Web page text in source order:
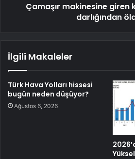
Çamaşır makinesine giren
darlığından
İlgili Makaleler
Türk Hava Yolları hissesi
bugün neden düşüyor?
Ağustos 6, 2026